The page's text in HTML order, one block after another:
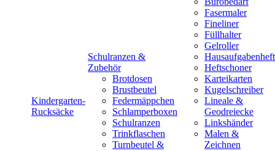
Kindergarten-
Rucksäcke
Schulranzen &
Zubehör
Brotdosen
Brustbeutel
Federmäppchen
Schlamperboxen
Schulranzen
Trinkflaschen
Turnbeutel &
Fasermaler
Fineliner
Füllhalter
Gelroller
Hausaufgabenheft
Heftschoner
Karteikarten
Kugelschreiber
Lineale &
Geodreiecke
Linkshänder
Malen &
Zeichnen